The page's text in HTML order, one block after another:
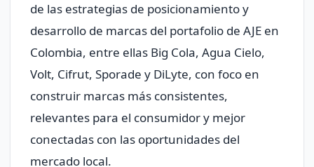
de las estrategias de posicionamiento y
desarrollo de marcas del portafolio de AJE en
Colombia, entre ellas Big Cola, Agua Cielo,
Volt, Cifrut, Sporade y DiLyte, con foco en
construir marcas más consistentes,
relevantes para el consumidor y mejor
conectadas con las oportunidades del
mercado local.